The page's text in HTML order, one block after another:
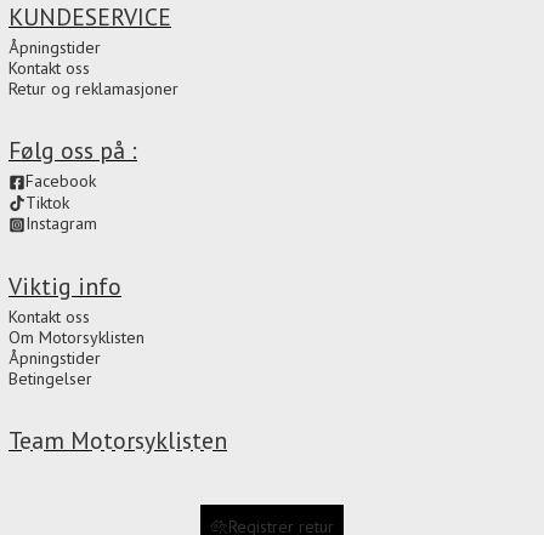
Team Motorsyklisten
Viktig info
Kontakt oss
Om Motorsyklisten
Åpningstider
Betingelser
Følg oss på :
Facebook
Tiktok
Instagram
KUNDESERVICE
Åpningstider
Kontakt oss
Retur og reklamasjoner
Registrer retur